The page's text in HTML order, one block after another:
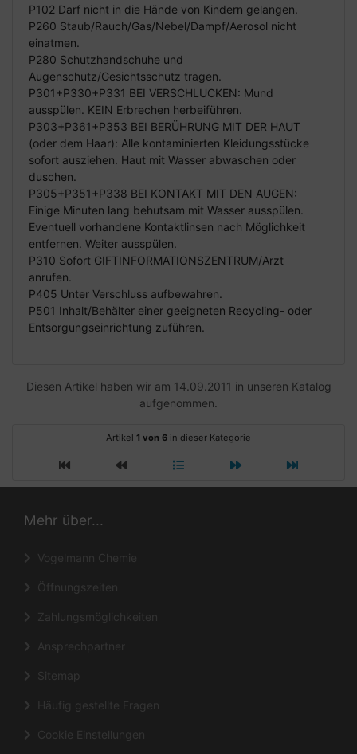
P102 Darf nicht in die Hände von Kindern gelangen.
P260 Staub/Rauch/Gas/Nebel/Dampf/Aerosol nicht
einatmen.
P280 Schutzhandschuhe und
Augenschutz/Gesichtsschutz tragen.
P301+P330+P331 BEI VERSCHLUCKEN: Mund
ausspülen. KEIN Erbrechen herbeiführen.
P303+P361+P353 BEI BERÜHRUNG MIT DER HAUT
(oder dem Haar): Alle kontaminierten Kleidungsstücke
sofort ausziehen. Haut mit Wasser abwaschen oder
duschen.
P305+P351+P338 BEI KONTAKT MIT DEN AUGEN:
Einige Minuten lang behutsam mit Wasser ausspülen.
Eventuell vorhandene Kontaktlinsen nach Möglichkeit
entfernen. Weiter ausspülen.
P310 Sofort GIFTINFORMATIONSZENTRUM/Arzt
anrufen.
P405 Unter Verschluss aufbewahren.
P501 Inhalt/Behälter einer geeigneten Recycling- oder
Entsorgungseinrichtung zuführen.
Diesen Artikel haben wir am 14.09.2011 in unseren Katalog
aufgenommen.
Artikel 1 von 6 in dieser Kategorie
Mehr über...
Vogelmann Chemie
Öffnungszeiten
Zahlungsmöglichkeiten
Ansprechpartner
Sitemap
Häufig gestellte Fragen
Cookie Einstellungen